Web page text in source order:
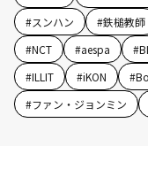
#スンハン #鉄槌教師
#NCT #aespa #
#ILLIT #iKON #
#ファン・ジョンミン